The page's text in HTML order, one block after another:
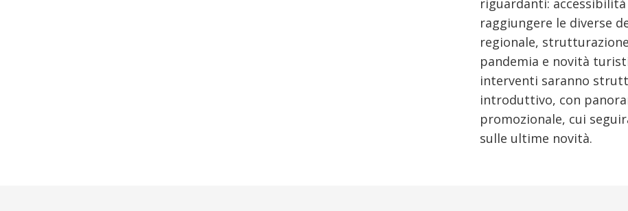
riguardanti:
raggiungere le diverse
regionale,
pandemia e novità
interventi saranno
introduttivo, con
promozionale, cui
sulle ultime novità.